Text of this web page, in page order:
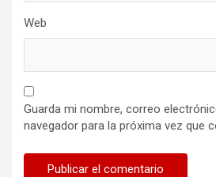
Web
Guarda mi nombre, correo
navegador para la próxima vez que